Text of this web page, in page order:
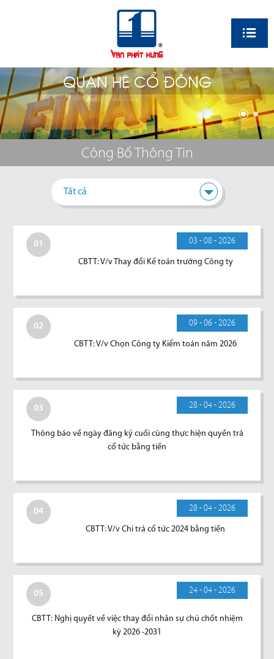
QUAN HỆ CỔ ĐÔNG
Công Bố Thông Tin
Tất cả
01 03 - 08 - 2026
CBTT: V/v Thay đổi Kế toán trưởng Công ty
02 09 - 06 - 2026
CBTT: V/v Chọn Công ty Kiểm toán năm 2026
03 28 - 04 - 2026
Thông báo về ngày đăng ký cuối cùng thực hiện quyền trả
cổ tức bằng tiền
04 28 - 04 - 2026
CBTT: V/v Chi trả cổ tức 2024 bằng tiền
05 24 - 04 - 2026
CBTT: Nghị quyết về việc thay đổi nhân sự chủ chốt nhiệm
kỳ 2026 -2031